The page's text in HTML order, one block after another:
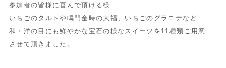
参加者の皆様に喜んで頂ける様
いちごのタルトや鳴門金時の大福、いちごのグラニテなど
和・洋の目にも鮮やかな宝石の様なスイーツを11種類ご用意
させて頂きました。